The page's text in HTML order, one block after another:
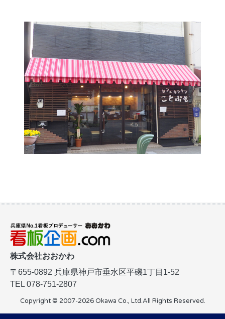
株式会社おおかわ
〒655-0892 兵庫県神戸市垂水区平磯1丁目1-52
TEL 078-751-2807
Copyright © 2007-2026 Okawa Co., Ltd.All Rights Reserved.